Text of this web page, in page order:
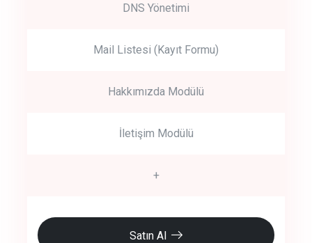
DNS Yönetimi
Mail Listesi (Kayıt Formu)
Hakkımızda Modülü
İletişim Modülü
+
Satın Al